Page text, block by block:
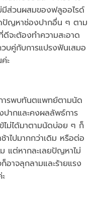
ส่วนผสมของฟลูออไรด์
ปัญหาช่องปากอื่น ๆ ตาม
จะต้องทำความสะอาด
บคู่กับการแปรงฟันเสมอ
ะ
ารพบทันตแพทย์ตามนัด
ากและคงผลลัพธ์การ
ข้ไม่ได้มาตามนัดบ่อย ๆ ก็
าไปมากกว่าเดิม หรือต่อ
แต่หากละเลยปัญหาไม่
าจลุกลามและร้ายแรง